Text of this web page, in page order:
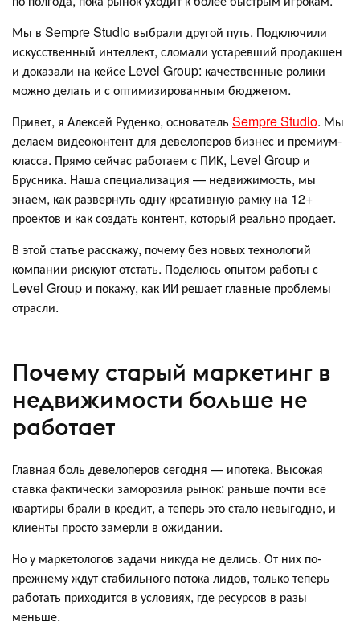
Мы в Sempre Studio выбрали другой путь. Подключили
искусственный интеллект, сломали устаревший продакшен
и доказали на кейсе Level Group: качественные ролики
можно делать и с оптимизированным бюджетом.
Привет, я Алексей Руденко, основатель Sempre Studio. Мы
делаем видеоконтент для девелоперов бизнес и премиум-
класса. Прямо сейчас работаем с ПИК, Level Group и
Брусника. Наша специализация — недвижимость, мы
знаем, как развернуть одну креативную рамку на 12+
проектов и как создать контент, который реально продает.
В этой статье расскажу, почему без новых технологий
компании рискуют отстать. Поделюсь опытом работы с
Level Group и покажу, как ИИ решает главные проблемы
отрасли.
Почему старый маркетинг в
недвижимости больше не
работает
Главная боль девелоперов сегодня — ипотека. Высокая
ставка фактически заморозила рынок: раньше почти все
квартиры брали в кредит, а теперь это стало невыгодно, и
клиенты просто замерли в ожидании.
Но у маркетологов задачи никуда не делись. От них по-
прежнему ждут стабильного потока лидов, только теперь
работать приходится в условиях, где ресурсов в разы
меньше.